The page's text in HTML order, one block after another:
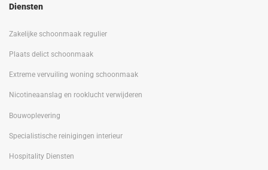
Diensten
Zakelijke schoonmaak regulier
Plaats delict schoonmaak
Extreme vervuiling woning schoonmaak
Nicotineaanslag en rooklucht verwijderen
Bouwoplevering
Specialistische reinigingen interieur
Hospitality Diensten